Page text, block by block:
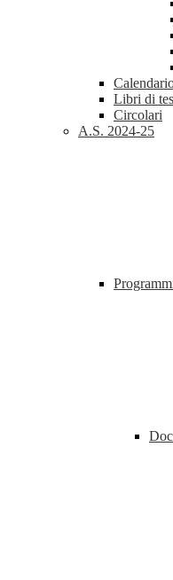
Libri di
Circolari
A.S. 2024-25